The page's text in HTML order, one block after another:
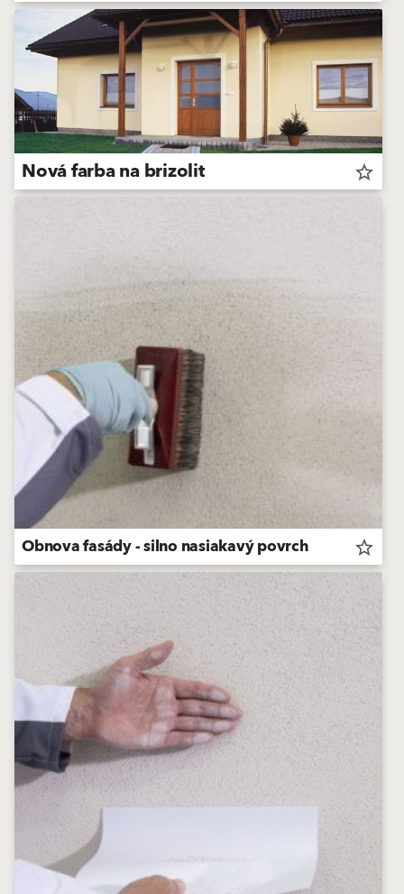
Nová farba na brizolit star_border
Obnova fasády - silno nasiakavý povrch star_border